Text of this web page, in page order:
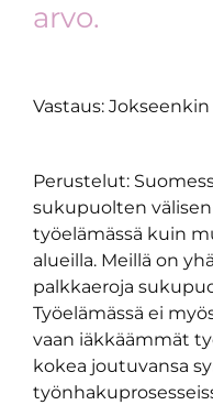
arvo.
Vastaus:
Perustelut:
sukupuolten
työelämässä kuin
alueilla. Meillä on
palkkaeroja
Työelämässä ei
vaan iäkkäämmät
kokea joutuvansa